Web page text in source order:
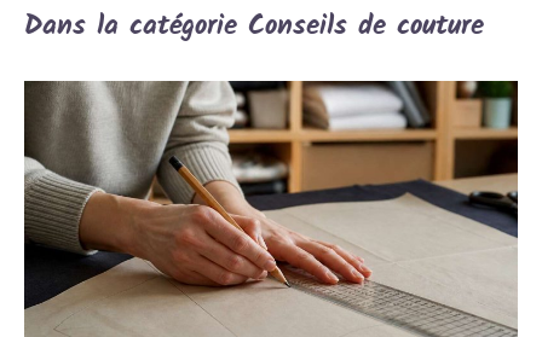
Dans la catégorie Conseils de couture